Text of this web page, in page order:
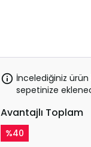
İncelediğiniz
sepetinize
Avantajlı Toplam
%40